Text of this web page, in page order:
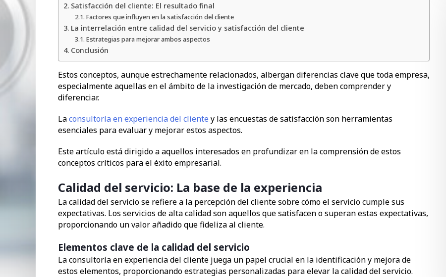
Satisfacción del cliente: El resultado final
Factores que influyen en la satisfacción del cliente
La interrelación entre calidad del servicio y satisfacción del cliente
Estrategias para mejorar ambos aspectos
Conclusión
Estos conceptos, aunque estrechamente relacionados, albergan diferencias clave que toda empresa,
especialmente aquellas en el ámbito de la investigación de mercado, deben comprender y
diferenciar.
Laconsultoría en experiencia del cliente y las encuestas de satisfacción son herramientas
esenciales para evaluar y mejorar estos aspectos.
Este artículo está dirigido a aquellos interesados en profundizar en la comprensión de estos
conceptos críticos para el éxito empresarial.
Calidad del servicio: La base de la experiencia
La calidad del servicio se refiere a la percepción del cliente sobre cómo el servicio cumple sus
expectativas. Los servicios de alta calidad son aquellos que satisfacen o superan estas expectativas,
proporcionando un valor añadido que fideliza al cliente.
Elementos clave de la calidad del servicio
La consultoría en experiencia del cliente juega un papel crucial en la identificación y mejora de
estos elementos, proporcionando estrategias personalizadas para elevar la calidad del servicio.